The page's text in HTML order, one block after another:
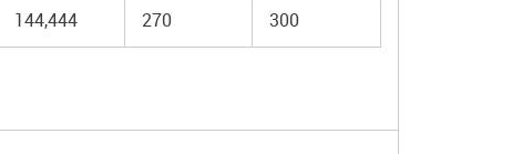
144,444 270 300